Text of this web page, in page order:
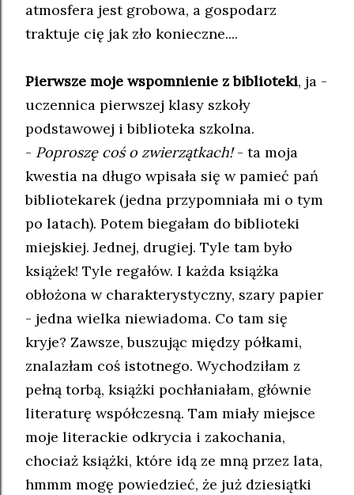
atmosfera jest grobowa, a gospodarz
traktuje cię jak zło konieczne....
Pierwsze moje wspomnienie z biblioteki, ja -
uczennica pierwszej klasy szkoły
podstawowej i biblioteka szkolna.
- Poproszę coś o zwierzątkach!- ta moja
kwestia na długo wpisała się w pamieć pań
bibliotekarek (jedna przypomniała mi o tym
po latach). Potem biegałam do biblioteki
miejskiej. Jednej, drugiej. Tyle tam było
książek! Tyle regałów. I każda książka
obłożona w charakterystyczny, szary papier
- jedna wielka niewiadoma. Co tam się
kryje? Zawsze, buszując między półkami,
znalazłam coś istotnego. Wychodziłam z
pełną torbą, książki pochłaniałam, głównie
literaturę współczesną. Tam miały miejsce
moje literackie odkrycia i zakochania,
chociaż książki, które idą ze mną przez lata,
hmmm mogę powiedzieć, że już dziesiątki